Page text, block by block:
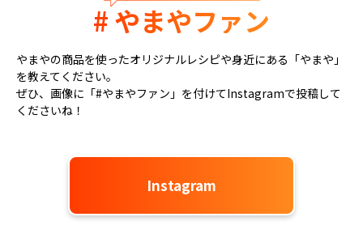
# やまやファン
やまやの商品を使ったオリジナルレシピや身近にある「やまや」
を教えてください。
ぜひ、画像に「#やまやファン」を付けてInstagramで投稿して
くださいね！
Instagram